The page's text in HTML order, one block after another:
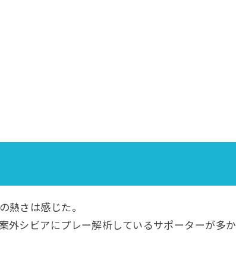
熱さは感じた。
外シビアにプレー解析しているサポーターが多か